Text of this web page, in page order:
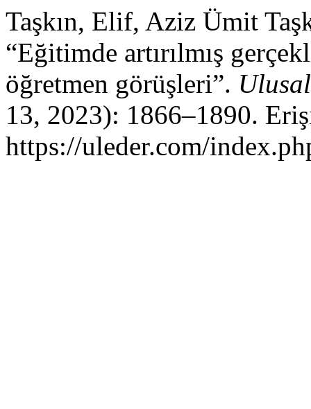
Taşkın, Elif, Aziz Ümit
“Eğitimde artırılmış
öğretmen görüşleri”.
13, 2023): 1866–1890.
https://uleder.com/